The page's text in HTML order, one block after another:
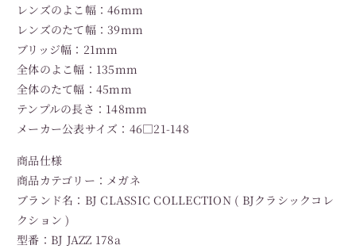
レンズのよこ幅：46mm
レンズのたて幅：39mm
ブリッジ幅：21mm
全体のよこ幅：135mm
全体のたて幅：45mm
テンプルの長さ：148mm
メーカー公表サイズ：46□21-148
商品仕様
商品カテゴリー：メガネ
ブランド名：BJ CLASSIC COLLECTION ( BJクラシックコレ
クション )
型番：BJ JAZZ 178a